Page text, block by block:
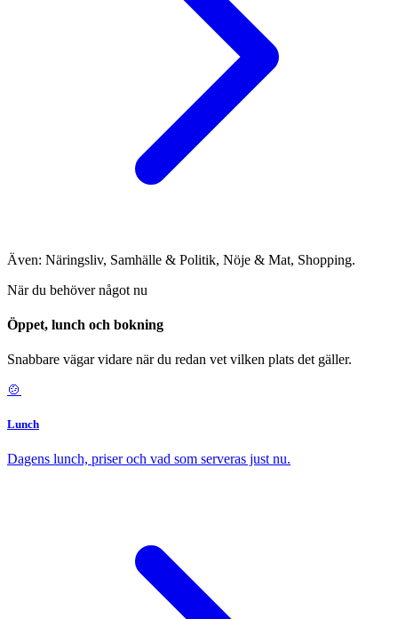
Även: Näringsliv, Samhälle & Politik, Nöje & Mat, Shopping.
När du behöver något nu
Öppet, lunch och bokning
Snabbare vägar vidare när du redan vet vilken plats det gäller.
🍲
Lunch
Dagens lunch, priser och vad som serveras just nu.